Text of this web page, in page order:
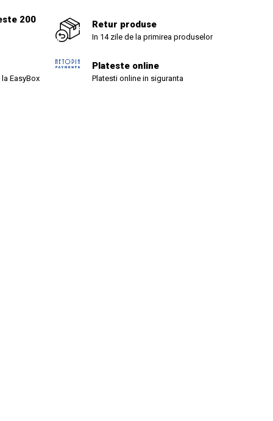
200
Retur produse
In 14 zile de la primirea produselor
EasyBox
Plateste online
Platesti online in siguranta